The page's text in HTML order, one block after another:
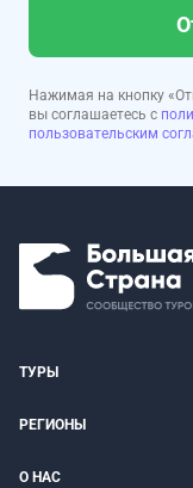
Нажимая на кнопку
вы соглашаетесь с
пользовательским
ТУРЫ
РЕГИОНЫ
О НАС